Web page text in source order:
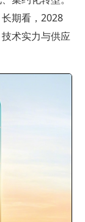
期看，2028
术实力与供应